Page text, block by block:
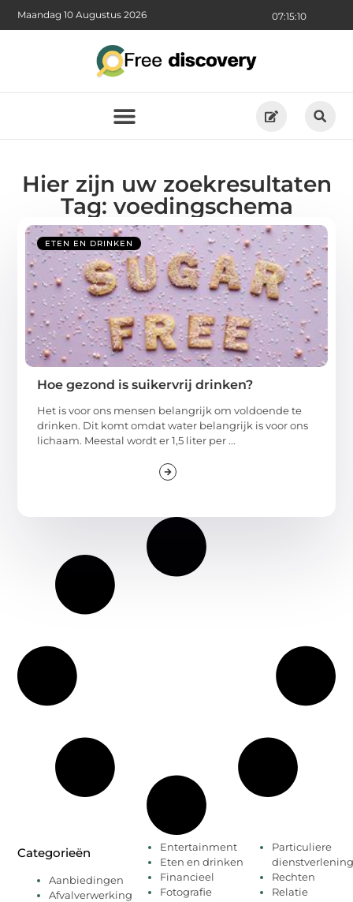
07:15:11
Maandag 10 Augustus 2026
Hier zijn uw zoekresultaten
Tag: voedingschema
ETEN EN DRINKEN
Hoe gezond is suikervrij drinken?
Het is voor ons mensen belangrijk om voldoende te
drinken. Dit komt omdat water belangrijk is voor ons
lichaam. Meestal wordt er 1,5 liter per ...
Categorieën
Aanbiedingen
Afvalverwerking
Entertainment
Eten en drinken
Financieel
Fotografie
Particuliere
dienstverlening
Rechten
Relatie